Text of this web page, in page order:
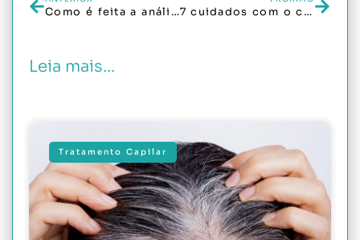
Como é feita a análise da queda de cabelo na Spazio Lins 7 cuidados com o cabelo no verão
Leia mais...
Tratamento Capilar